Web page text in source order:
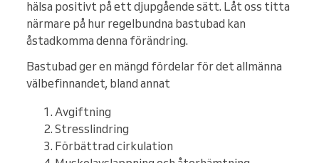
hälsa positivt på ett djupgående sätt. Låt oss titta
närmare på hur regelbundna bastubad kan
åstadkomma denna förändring.
Bastubad ger en mängd fördelar för det allmänna
välbefinnandet, bland annat
Avgiftning
Stresslindring
Förbättrad cirkulation